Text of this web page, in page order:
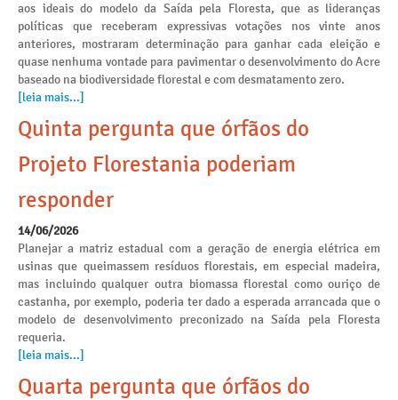
aos ideais do modelo da Saída pela Floresta, que as lideranças
políticas que receberam expressivas votações nos vinte anos
anteriores, mostraram determinação para ganhar cada eleição e
quase nenhuma vontade para pavimentar o desenvolvimento do Acre
baseado na biodiversidade florestal e com desmatamento zero.
[leia mais...]
Quinta pergunta que órfãos do
Projeto Florestania poderiam
responder
14/06/2026
Planejar a matriz estadual com a geração de energia elétrica em
usinas que queimassem resíduos florestais, em especial madeira,
mas incluindo qualquer outra biomassa florestal como ouriço de
castanha, por exemplo, poderia ter dado a esperada arrancada que o
modelo de desenvolvimento preconizado na Saída pela Floresta
requeria.
[leia mais...]
Quarta pergunta que órfãos do